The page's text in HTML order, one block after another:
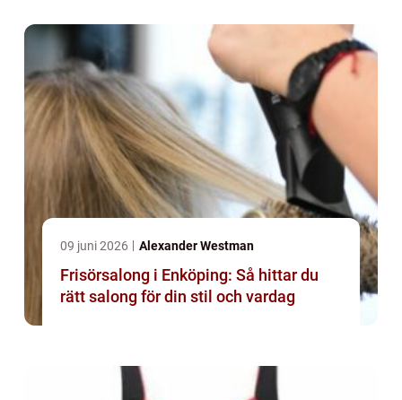
09 juni 2026 Alexander Westman
Frisörsalong i Enköping: Så hittar du
rätt salong för din stil och vardag